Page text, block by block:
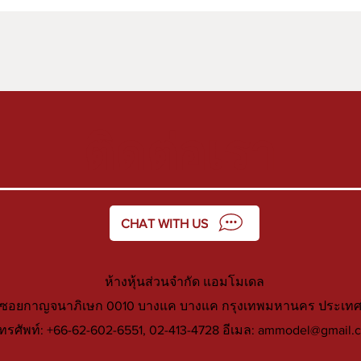
CHAT WITH US
ห้างหุ้นส่วนจำกัด แอมโมเดล
ซอยกาญจนาภิเษก 0010 บางแค บางแค กรุงเทพมหานคร ประเทศ
รศัพท์: +66-62-602-6551, 02-413-4728 อีเมล: